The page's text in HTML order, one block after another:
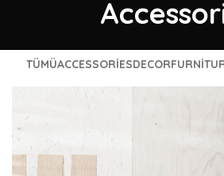
TÜMÜACCESSORIESDECOR